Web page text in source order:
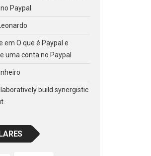
Paypal
em O que é Paypal e
uma conta no Paypal
build synergistic